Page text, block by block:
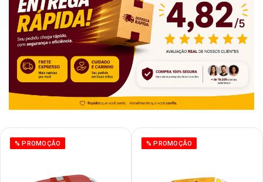
% PROMOÇÃO % PROMOÇÃO